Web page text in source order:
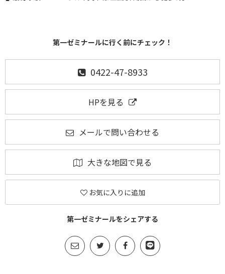
第一ゼミナールに行く前にチェック！
0422-47-8933
HPを見る
メールで問い合わせる
大きな地図で見る
お気に入りに追加
第一ゼミナールをシェアする